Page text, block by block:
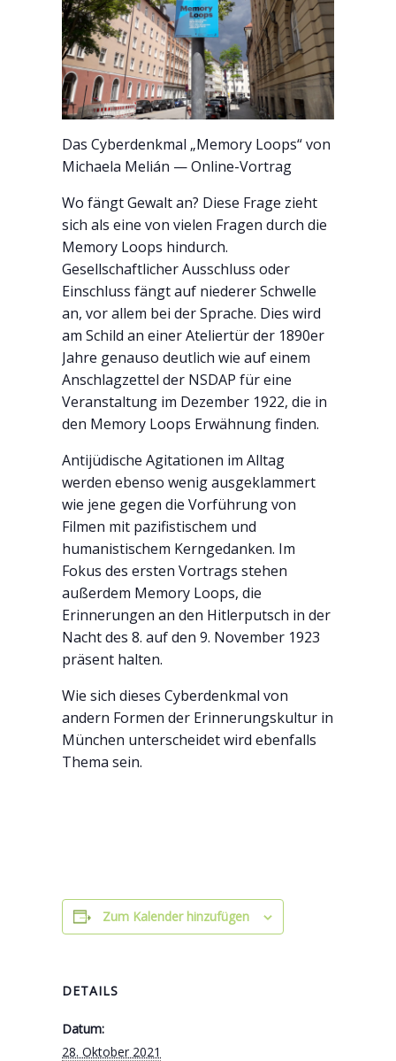
Das Cyberdenkmal „Memory Loops“ von
Michaela Melián — Online-Vortrag
Wo fängt Gewalt an? Diese Frage zieht
sich als eine von vielen Fragen durch die
Memory Loops hindurch.
Gesellschaftlicher Ausschluss oder
Einschluss fängt auf niederer Schwelle
an, vor allem bei der Sprache. Dies wird
am Schild an einer Ateliertür der 1890er
Jahre genauso deutlich wie auf einem
Anschlagzettel der NSDAP für eine
Veranstaltung im Dezember 1922, die in
den Memory Loops Erwähnung finden.
Antijüdische Agitationen im Alltag
werden ebenso wenig ausgeklammert
wie jene gegen die Vorführung von
Filmen mit pazifistischem und
humanistischem Kerngedanken. Im
Fokus des ersten Vortrags stehen
außerdem Memory Loops, die
Erinnerungen an den Hitlerputsch in der
Nacht des 8. auf den 9. November 1923
präsent halten.
Wie sich dieses Cyberdenkmal von
andern Formen der Erinnerungskultur in
München unterscheidet wird ebenfalls
Thema sein.
Zum Kalender hinzufügen
DETAILS
Datum:
28. Oktober 2021